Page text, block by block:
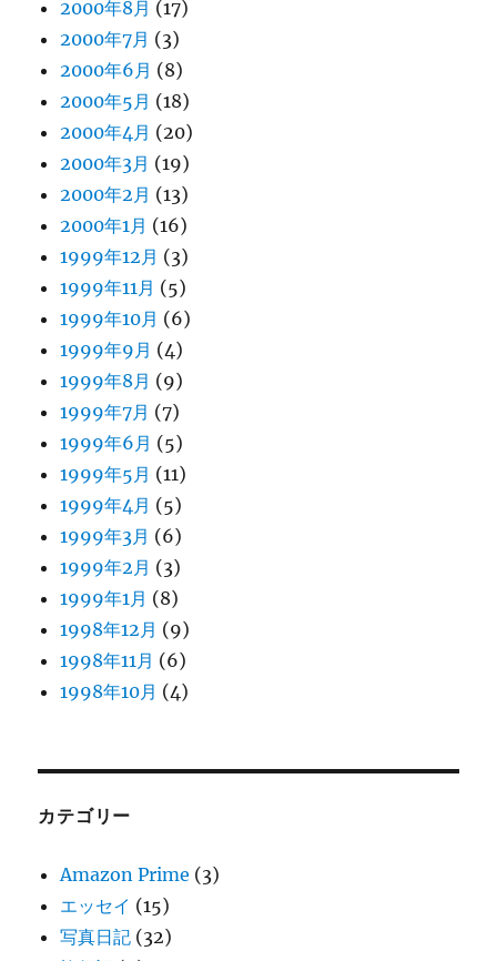
2000年8月 (17)
2000年7月 (3)
2000年6月 (8)
2000年5月 (18)
2000年4月 (20)
2000年3月 (19)
2000年2月 (13)
2000年1月 (16)
1999年12月 (3)
1999年11月 (5)
1999年10月 (6)
1999年9月 (4)
1999年8月 (9)
1999年7月 (7)
1999年6月 (5)
1999年5月 (11)
1999年4月 (5)
1999年3月 (6)
1999年2月 (3)
1999年1月 (8)
1998年12月 (9)
1998年11月 (6)
1998年10月 (4)
カテゴリー
Amazon Prime (3)
エッセイ (15)
写真日記 (32)